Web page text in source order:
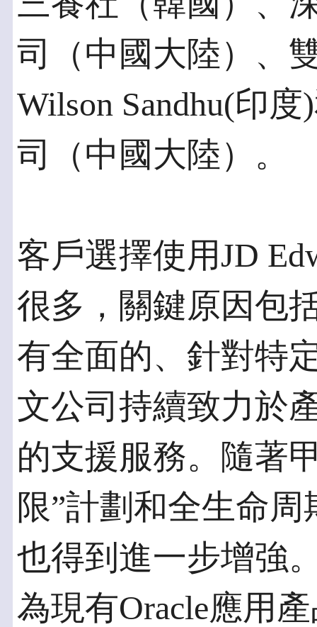
司（中國大陸）、
Wilson Sandhu(印
司（中國大陸）。
客戶選擇使用JD
很多，關鍵原因包
有全面的、針對特
文公司持續致力於
的支援服務。隨著
限”計劃和全生命
也得到進一步增強
為現有Oracle應用